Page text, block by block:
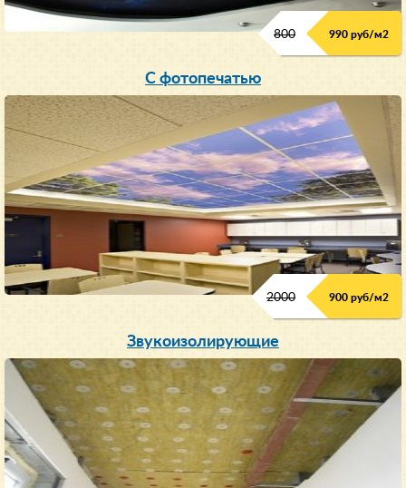
800 990 руб/м2
С фотопечатью
2000 900 руб/м2
Звукоизолирующие